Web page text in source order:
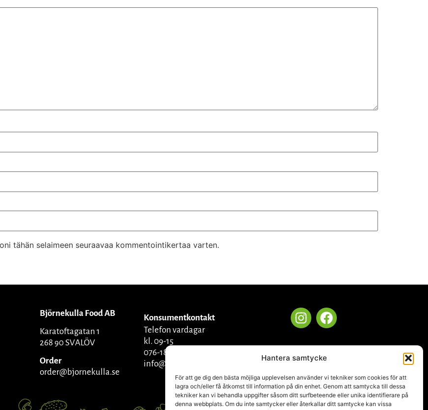
Hantera samtycke
För att ge dig den bästa möjliga upplevelsen använder vi tekniker som cookies för att
lagra och/eller få åtkomst till information på din enhet. Genom att samtycka till dessa
tekniker kan vi behandla uppgifter såsom ditt surfbeteende eller unika identifierare på
denna webbplats. Om du inte samtycker eller återkallar ditt samtycke kan vissa
tähän selaimeen seuraavaa kommentointikertaa varten.
Björnekulla Food AB
Karatoftagatan 1
268 90 SVALÖV
Order
order@bjornekulla.se
Konsumentkontakt
Telefon vardagar
kl. 09-15
076-1809270
info@bjornekulla.se